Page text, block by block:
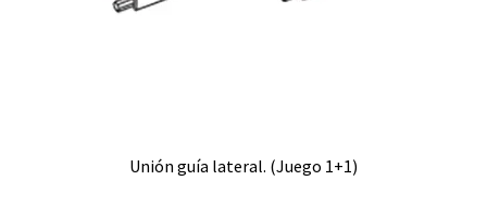
Unión guía lateral. (Juego 1+1)